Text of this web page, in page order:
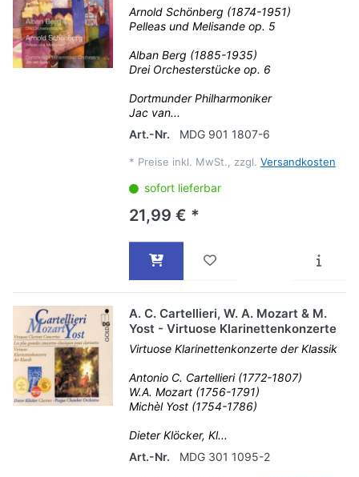
Arnold Schönberg (1874-1951)
Pelleas und Melisande op. 5
Alban Berg (1885-1935)
Drei Orchesterstücke op. 6
Dortmunder Philharmoniker
Jac van...
Art.-Nr.
MDG 901 1807-6
* Preise inkl. MwSt., zzgl. Versandkosten
sofort lieferbar
21,99 € *
A. C. Cartellieri, W. A. Mozart & M.
Yost - Virtuose Klarinettenkonzerte
Virtuose Klarinettenkonzerte der Klassik
Antonio C. Cartellieri (1772-1807)
W.A. Mozart (1756-1791)
Michèl Yost (1754-1786)
Dieter Klöcker, Kl...
Art.-Nr.
MDG 301 1095-2